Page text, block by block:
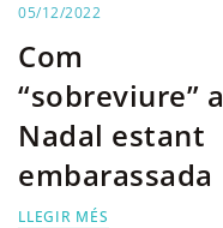
05/12/2022
Com
“sobreviure” a
Nadal estant
embarassada
LLEGIR MÉS